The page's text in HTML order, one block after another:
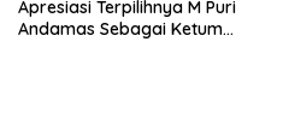
Apresiasi Terpilihnya M Puri
Andamas Sebagai Ketum